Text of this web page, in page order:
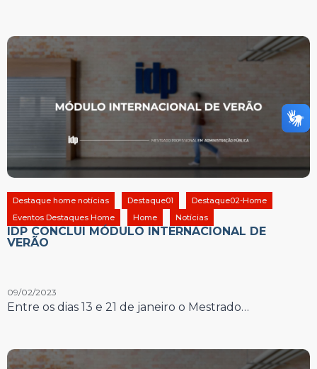
Destaque home notícias Destaque01
Destaque02-Home
Eventos Destaques Home
Home Notícias
IDP CONCLUI MÓDULO INTERNACIONAL DE
VERÃO
09/02/2023
Entre os dias 13 e 21 de janeiro o Mestrado…